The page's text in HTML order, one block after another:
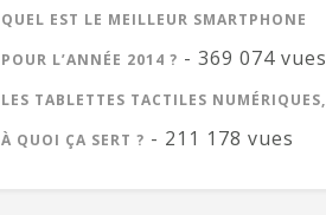
QUEL EST LE MEILLEUR SMARTPHONE
POUR L’ANNÉE 2014 ? - 369 074 vues
LES TABLETTES TACTILES NUMÉRIQUES,
À QUOI ÇA SERT ? - 211 178 vues